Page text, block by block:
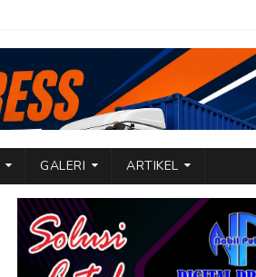
GALERI ARTIKEL